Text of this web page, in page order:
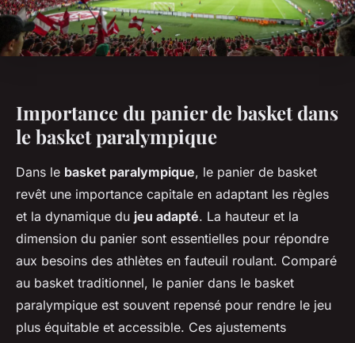
Importance du panier de basket dans
le basket paralympique
Dans le basket paralympique, le panier de basket
revêt une importance capitale en adaptant les règles
et la dynamique du jeu adapté. La hauteur et la
dimension du panier sont essentielles pour répondre
aux besoins des athlètes en fauteuil roulant. Comparé
au basket traditionnel, le panier dans le basket
paralympique est souvent repensé pour rendre le jeu
plus équitable et accessible. Ces ajustements